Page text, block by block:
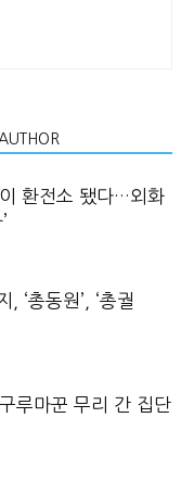
환전소 됐다…외화
‘총동원’, ‘총궐
루마꾼 무리 간 집단